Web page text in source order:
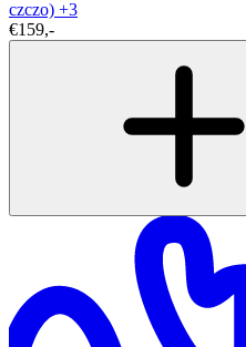
czczo) +3
€159,-